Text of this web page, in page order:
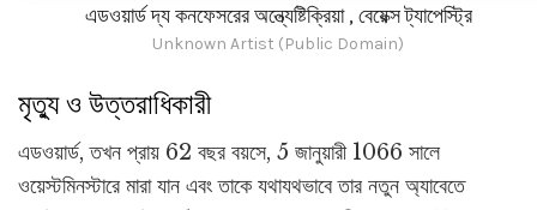
এডওয়ার্ড দ্য কনফেসরের অন্ত্যেষ্টিক্রিয়া , বেয়েক্স ট্যাপেস্ট্রি
Unknown Artist (Public Domain)
মৃত্যু ও উত্তরাধিকারী
এডওয়ার্ড, তখন প্রায় 62 বছর বয়সে, 5 জানুয়ারী 1066 সালে
ওয়েস্টমিনস্টারে মারা যান এবং তাকে যথাযথভাবে তার নতুন অ্যাবেতে